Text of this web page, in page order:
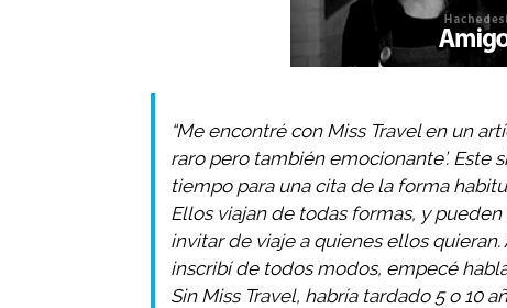
“Me encontré con Miss Travel en un
raro pero también emocionante’.
tiempo para una cita de la forma
Ellos viajan de todas formas, y
invitar de viaje a quienes ellos quieran.
inscribí de todos modos, empecé
Sin Miss Travel, habría tardado 5 o 10